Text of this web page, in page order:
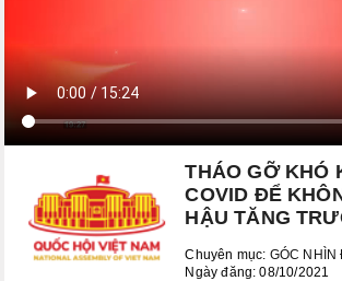
Kỳ họp bất thường lần thứ 9
Kỳ họp thứ 6
Kỳ họp thứ 5
KỲ HỌP BẤT THƯỜNG LẦN THỨ 2
THÁO GỠ KHÓ
COVID ĐỂ
HẬU TĂNG
Chuyên mục: GÓC NHÌN
Ngày đăng: 08/10/2021